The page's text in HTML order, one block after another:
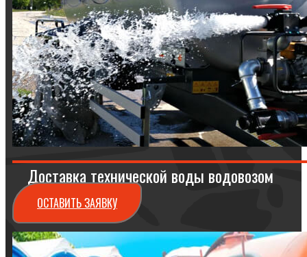
Доставка технической воды водовозом
ОСТАВИТЬ ЗАЯВКУ